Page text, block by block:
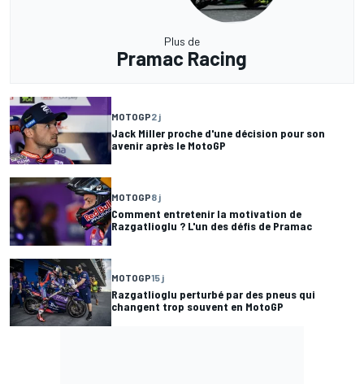
Plus de
Pramac Racing
MOTOGP2 j
Jack Miller proche d'une décision pour son
avenir après le MotoGP
MOTOGP8 j
Comment entretenir la motivation de
Razgatlioglu ? L'un des défis de Pramac
MOTOGP15 j
Razgatlioglu perturbé par des pneus qui
changent trop souvent en MotoGP